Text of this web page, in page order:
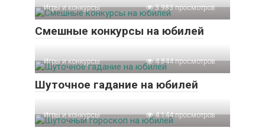
Игры и конкурсы 3 983 просмотров
Смешные конкурсы на юбилей
Игры и конкурсы 4 844 просмотров
Шуточное гадание на юбилей
Игры и конкурсы 4 144 просмотров